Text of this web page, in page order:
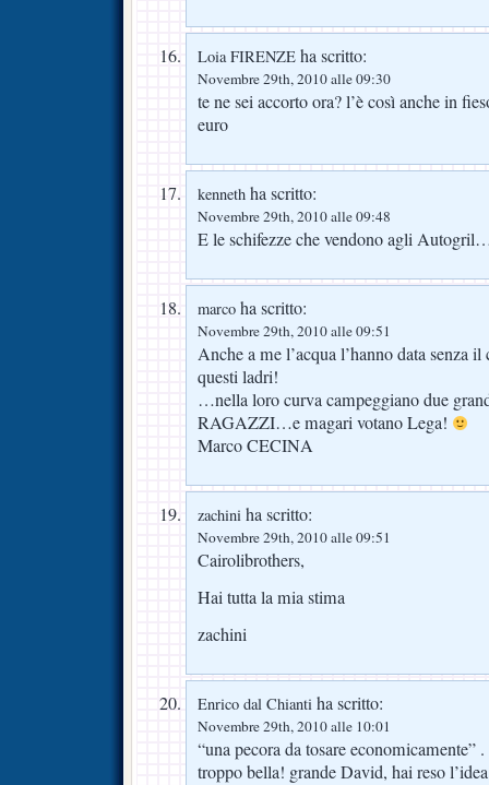
Loia FIRENZE ha scritto:
Novembre 29th, 2010 alle 09:30
te ne sei accorto ora? l’è così anche in
euro
kenneth ha scritto:
Novembre 29th, 2010 alle 09:48
E le schifezze che vendono agli
marco ha scritto:
Novembre 29th, 2010 alle 09:51
Anche a me l’acqua l’hanno data senza
questi ladri!
…nella loro curva campeggiano due
RAGAZZI…e magari votano Lega!
Marco CECINA
zachini ha scritto:
Novembre 29th, 2010 alle 09:51
Cairolibrothers,
Hai tutta la mia stima
zachini
Enrico dal Chianti ha scritto:
Novembre 29th, 2010 alle 10:01
“una pecora da tosare economicamente”
troppo bella! grande David, hai reso